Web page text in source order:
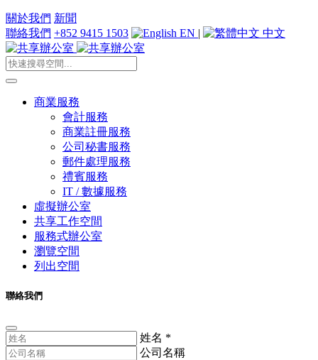
關於我們 新聞
聯絡我們 +852 9415 1503 EN | 中文
商業服務
會計服務
商業註冊服務
公司秘書服務
郵件處理服務
禮賓服務
IT / 數據服務
虛擬辦公室
共享工作空間
服務式辦公室
瀏覽空間
列出空間
聯絡我們
姓名 *
公司名稱